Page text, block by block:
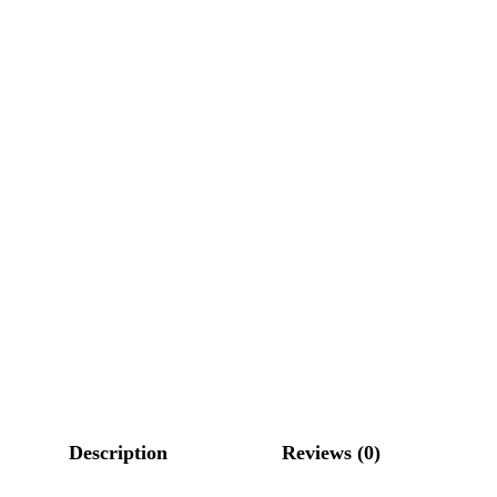
Description Reviews (0)